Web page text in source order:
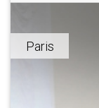
Paris